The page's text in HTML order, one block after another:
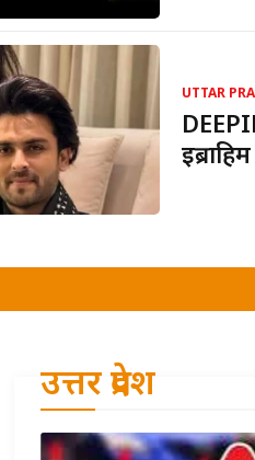
UTTAR
उत्तर प्रदेश